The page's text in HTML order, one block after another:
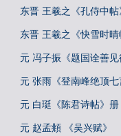
东晋 王羲之《孔侍中帖
东晋 王羲之《快雪时晴
元 冯子振《题国诠善见
元 张雨《登南峰绝顶七
元 白珽《陈君诗帖》册
元 赵孟頫 《吴兴赋》